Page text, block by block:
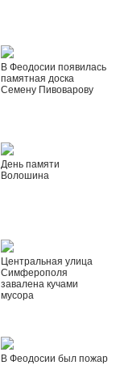
В Феодосии появилась
памятная доска
Семену Пивоварову
День памяти
Волошина
Центральная улица
Симферополя
завалена кучами
мусора
В Феодосии был пожар